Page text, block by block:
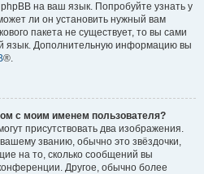
на ваш язык. Попробуйте узнать у
ли он установить нужный вам
пакета не существует, то вы сами
язык. Дополнительную информацию вы
®.
с моим именем пользователя?
присутствовать два изображения.
званию, обычно это звёздочки,
на то, сколько сообщений вы
Другое, обычно более